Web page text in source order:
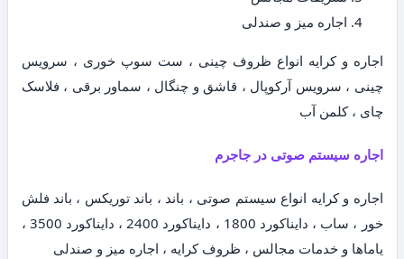
اجاره میز و صندلی
اجاره و کرایه انواع ظروف چینی ، ست سوپ خوری ، سرویس
چینی ، سرویس آرکوپال ، قاشق و چنگال ، سماور برقی ، فلاسک
چای ، کلمن آب
اجاره سیستم صوتی در جاجرم
اجاره و کرایه انواع سیستم صوتی ، باند ، باند توریکس ، باند فلش
خور ، ساب ، دایناکورد 1800 ، دایناکورد 2400 ، دایناکورد 3500 ،
یاماها و خدمات مجالس ، ظروف کرایه ، اجاره میز و صندلی